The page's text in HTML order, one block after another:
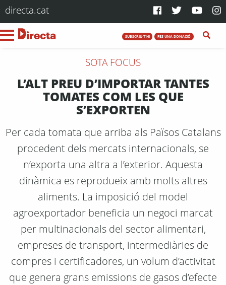
directa.cat
SUBSCRIU-T'HI FES UNA DONACIÓ
SOTA FOCUS
L’ALT PREU D’IMPORTAR TANTES
TOMATES COM LES QUE
S’EXPORTEN
Per cada tomata que arriba als Països Catalans
procedent dels mercats internacionals, se
n’exporta una altra a l’exterior. Aquesta
dinàmica es reprodueix amb molts altres
aliments. La imposició del model
agroexportador beneficia un negoci marcat
per multinacionals del sector alimentari,
empreses de transport, intermediàries de
compres i certificadores, un volum d’activitat
que genera grans emissions de gasos d’efecte